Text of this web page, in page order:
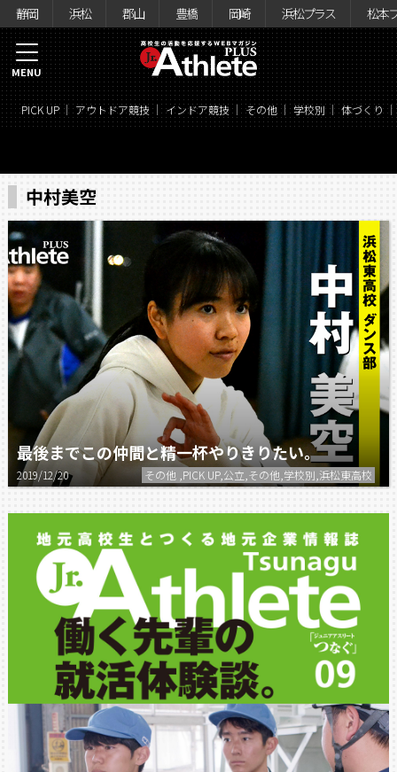
静岡 浜松 郡山 豊橋 岡崎 浜松プラス 松本
PICK UP アウトドア競技 インドア競技 その他 学校別 体づくり
MENU
中村美空
最後までこの仲間と精一杯やりきりたい。
2019/12/20 その他 ,PICK UP,公立,その他,学校別,浜松東高校